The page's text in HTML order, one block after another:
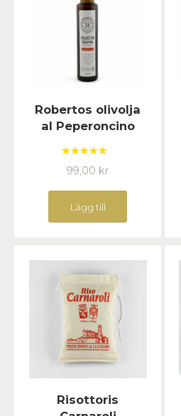
Robertos olivolja
al Peperoncino
Betygsatt
5.00av 5
99,00 kr
Lägg till
Risottoris